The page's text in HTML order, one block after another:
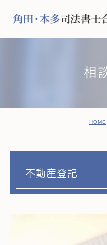
相
HOME
不動産登記